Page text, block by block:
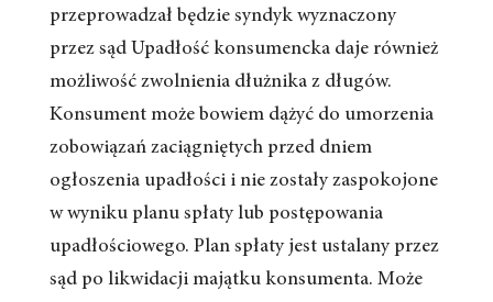
przeprowadzał będzie syndyk wyznaczony
przez sąd Upadłość konsumencka daje również
możliwość zwolnienia dłużnika z długów.
Konsument może bowiem dążyć do umorzenia
zobowiązań zaciągniętych przed dniem
ogłoszenia upadłości i nie zostały zaspokojone
w wyniku planu spłaty lub postępowania
upadłościowego. Plan spłaty jest ustalany przez
sąd po likwidacji majątku konsumenta. Może